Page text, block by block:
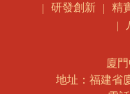
研發創新
精
廈
地址：福建省